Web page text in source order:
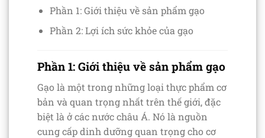
Phần 1: Giới thiệu về sản phẩm gạo
Phần 2: Lợi ích sức khỏe của gạo
Phần 1: Giới thiệu về sản phẩm gạo
Gạo là một trong những loại thực phẩm cơ
bản và quan trọng nhất trên thế giới, đặc
biệt là ở các nước châu Á. Nó là nguồn
cung cấp dinh dưỡng quan trọng cho cơ